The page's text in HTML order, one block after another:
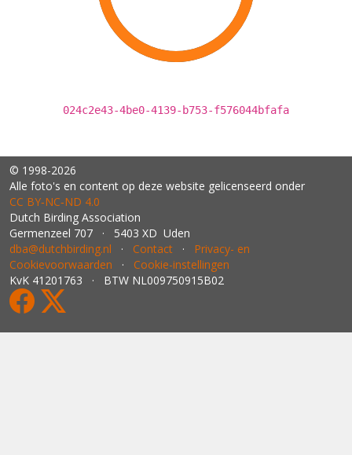
024c2e43-4be0-4139-b753-f576044bfafa
© 1998-2026
Alle foto's en content op deze website gelicenseerd onder
CC BY‑NC‑ND 4.0
Dutch Birding Association
Germenzeel 707 · 5403 XD Uden
dba@dutchbirding.nl · Contact · Privacy- en
Cookievoorwaarden · Cookie-instellingen
KvK 41201763 · BTW NL009750915B02